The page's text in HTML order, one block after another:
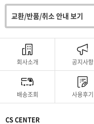
교환/반품/취소 안내 보기
회사소개 공지사항
배송조회 사용후기
CS CENTER